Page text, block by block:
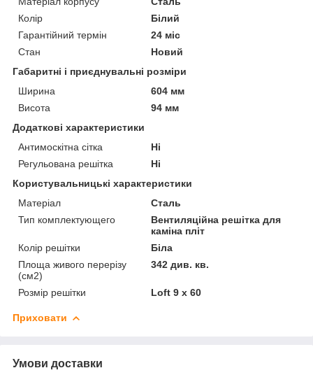
Колір
Білий
Гарантійний термін
24 міс
Стан
Новий
Габаритні і приєднувальні розміри
Ширина
604 мм
Висота
94 мм
Додаткові характеристики
Антимоскітна сітка
Ні
Регульована решітка
Ні
Користувальницькі характеристики
Матеріал
Сталь
Тип комплектующего
Вентиляційна решітка для
каміна пліт
Колір решітки
Біла
Площа живого перерізу
(см2)
342 див. кв.
Розмір решітки Loft 9 х 60
Приховати
Умови доставки